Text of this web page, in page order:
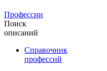
Профессии
Поиск
описаний
Справочник
профессий